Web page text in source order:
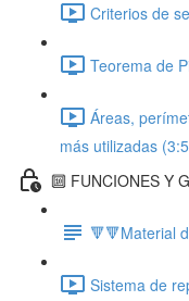
Criterios de
Teorema de
Áreas,
más utilizadas
🔟 FUNCIONES Y
🔻🔻Material
Sistema de